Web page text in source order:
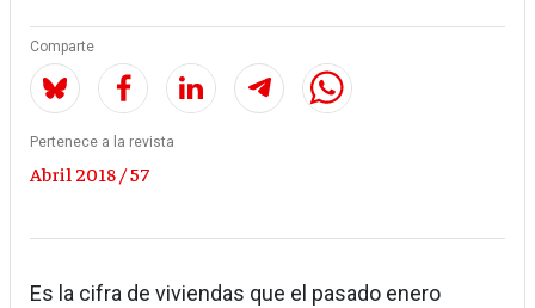
Comparte
Pertenece a la revista
Abril 2018 / 57
Es la cifra de viviendas que el pasado enero